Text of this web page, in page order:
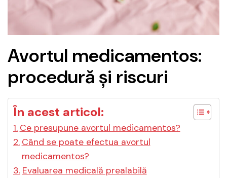
Avortul medicamentos:
procedură și riscuri
În acest articol:
Ce presupune avortul medicamentos?
Când se poate efectua avortul
medicamentos?
Evaluarea medicală prealabilă